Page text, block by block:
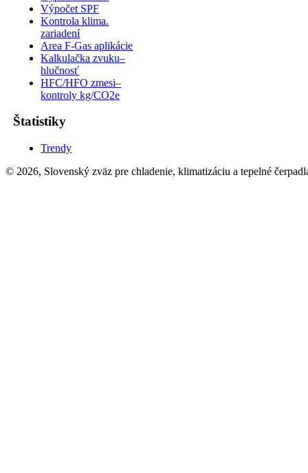
Výpočet SPF
Kontrola klima.
zariadení
Area F-Gas aplikácie
Kalkulačka zvuku–
hlučnosť
HFC/HFO zmesi–
kontroly kg/CO2e
Štatistiky
Trendy
© 2026, Slovenský zväz pre chladenie, klimatizáciu a tepelné